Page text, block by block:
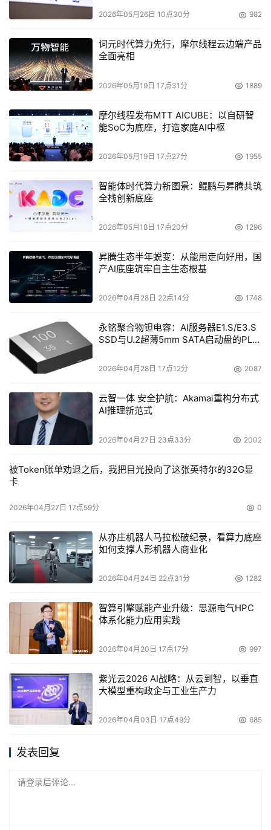
2026年05月26日 10点30分 982
词元时代算力先行，摩尔线程云边端产品
全面亮相
2026年05月19日 17点31分 1889
摩尔线程发布MTT AICUBE：以自研智
能SoC为底座，打造家庭AI中枢
2026年05月19日 17点27分 1955
智能体时代算力新图景：鲲鹏与昇腾共筑
全栈创新底座
2026年05月18日 17点20分 1296
昇腾生态半年蜕变：从能用走向好用，国
产AI底座筑牢自主生态根基
2026年04月28日 22点14分 1748
永铭聚合物钽电容：AI服务器E1.S/E3.S
SSD与U.2超薄5mm SATA启动盘的PLP
2026年04月28日 17点12分 2087
云智一体 安全护航：Akamai重构分布式
AI推理新范式
2026年04月27日 23点33分 2002
被Token账单劝退之后，我把目光投向了这张英特尔的32G显
卡
2026年04月27日 17点59分 0
从亦庄机器人马拉松破纪录，看算力底座
如何支撑人形机器人商业化
2026年04月24日 22点31分 1282
智算引擎赋能产业升级：思源电气HPC
体系化能力应用实践
2026年04月20日 17点17分 997
紫光云2026 AI战略：从云到智，以垂直
大模型重构政企与工业生产力
2026年04月03日 17点49分 685
发表回复
请登录后评论...